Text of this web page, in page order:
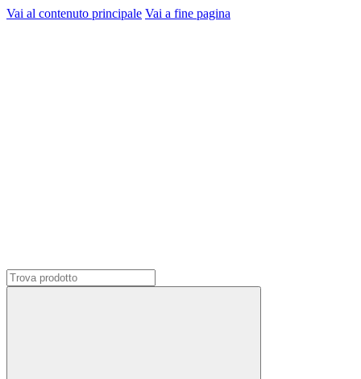
Vai al contenuto principale Vai a fine pagina